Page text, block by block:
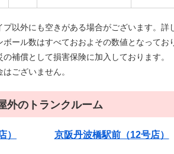
以外にも空きがある場合がございます。詳
ール数はすべておおよその数値となって
補償として損害保険に加入しております。
ございません。
外のトランクルーム
） 京阪丹波橋駅前（12号店）